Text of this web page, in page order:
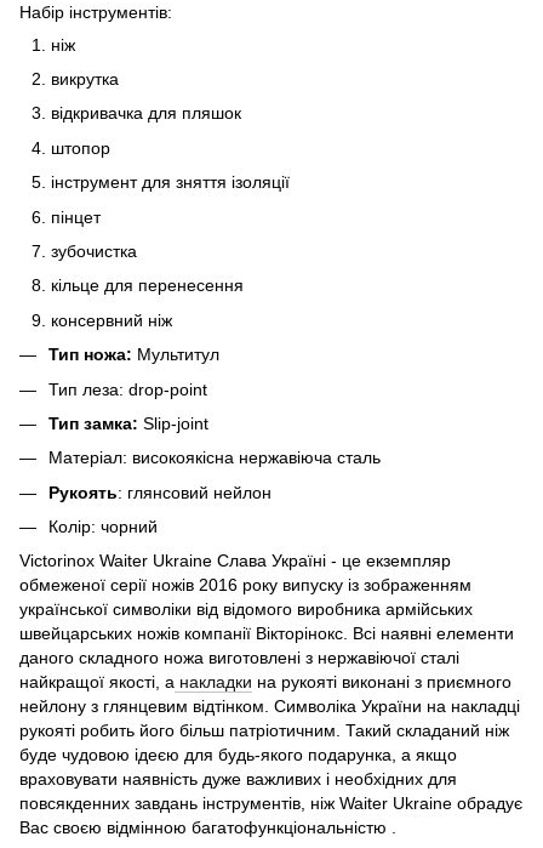
Набір інструментів:
ніж
викрутка
відкривачка для пляшок
штопор
інструмент для зняття ізоляції
пінцет
зубочистка
кільце для перенесення
консервний ніж
Тип ножа: Мультитул
Тип леза: drop-point
Тип замка: Slip-joint
Матеріал: високоякісна нержавіюча сталь
Рукоять: глянсовий нейлон
Колір: чорний
Victorinox Waiter Ukraine Слава Україні - це екземпляр
обмеженої серії ножів 2016 року випуску із зображенням
української символіки від відомого виробника армійських
швейцарських ножів компанії Вікторінокс. Всі наявні елементи
даного складного ножа виготовлені з нержавіючої сталі
найкращої якості, а накладки на рукояті виконані з приємного
нейлону з глянцевим відтінком. Символіка України на накладці
рукояті робить його більш патріотичним. Такий складаний ніж
буде чудовою ідеєю для будь-якого подарунка, а якщо
враховувати наявність дуже важливих і необхідних для
повсякденних завдань інструментів, ніж Waiter Ukraine обрадує
Вас своєю відмінною багатофункціональністю .